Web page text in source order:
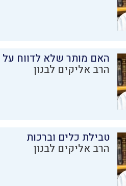
האם מותר שלא לדווח
הרב אליקים לבנון
טבילת כלים וברכות
הרב אליקים לבנון